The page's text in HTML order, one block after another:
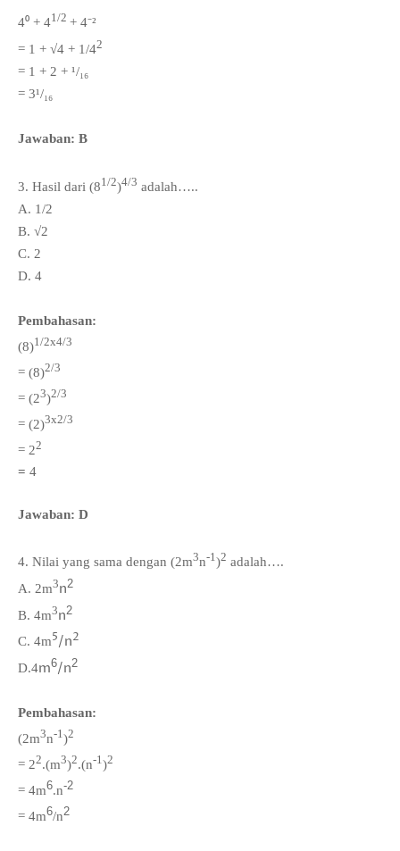
4⁰ + 41/2 + 4⁻²
= 1 + √4 + 1/42
= 1 + 2 + ¹/₁₆
= 3¹/₁₆
Jawaban: B
3. Hasil dari (81/2)4/3 adalah…..
A. 1/2
B. √2
C. 2
D. 4
Pembahasan:
(8)1/2x4/3
= (8)2/3
= (23)2/3
= (2)3x2/3
= 22
= 4
Jawaban: D
4. Nilai yang sama dengan (2m3n-1)2 adalah….
A. 2m3n2
B. 4m3n2
C. 4m5/n2
D.4m6/n2
Pembahasan:
(2m3n-1)2
= 22.(m3)2.(n-1)2
= 4m6.n-2
= 4m6/n2